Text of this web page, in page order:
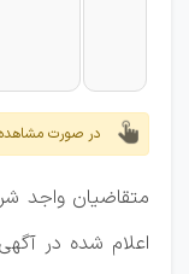
در صورت
متقاضیان واجد
اعلام شده در